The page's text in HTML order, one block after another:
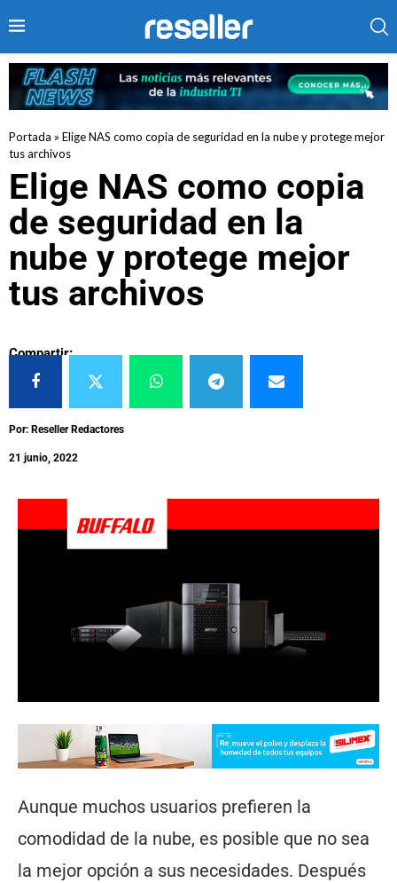
Portada » Elige NAS como copia de seguridad en la nube y protege mejor
tus archivos
Elige NAS como copia
de seguridad en la
nube y protege mejor
tus archivos
Compartir:
Por: Reseller Redactores
21 junio, 2022
Aunque muchos usuarios prefieren la
comodidad de la nube, es posible que no sea
la mejor opción a sus necesidades. Después